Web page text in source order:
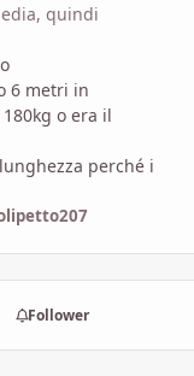
quindi
6 metri in
o era il
perché i
Follower